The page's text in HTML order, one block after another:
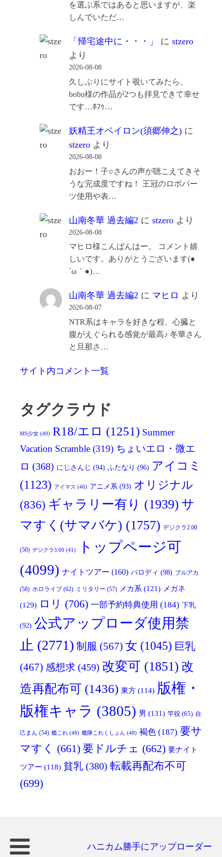
を選ぶ系ではあると思いますが、楽
しんでいただ…
「帰宅途中に・・・」 に stzero
より
2026-08-08
久しぶりにサイト覗いてみたら、
bobu様の作品が2つも拝見できて幸せ
です…ﾎﾌｩ…
妖精王オベイロン(須郷伸之)に
stzeroより
2026-08-08
おおー！子○さんの声が聴こえてきそ
うな完成度ですね！ 王冠のロボパー
ツ使用や表…
山南冬華 過去編2 に stzeroより
2026-08-08
マヒロ様こんばんはー。 コメント嬉
しいです。ありがとうございます(●
´ω｀●)…
山南冬華 過去編2 に マヒロ より
2026-08-07
NTR系はキャラを好きな程、心臓と
腹がえぐられる感覚が最高♪ 冬華さん
と旦那さ…
サイト内コメント一覧
タグクラウド
MS少女 (49) R18/エロ (1251) Summer
Vacation Scramble (319) ちょいエロ・微エ
ロ (368) にじさんじ (94) ふたなり (96) アイコミ
(1123) アイマス (46) アニメ系 (93) オリジナル
(836) ギャラリー有り (1939) サ
マすく(サマバケ) (1757) デジクラ2.00
(50) デジクラ3.00 (41)
トップページ可
(4099) ナイトツアー (160) パロディ (98) ブルアカ
(58) ホロライブ (62) ミリタリー (57) メカ系 (121) メガネ
(129) ロリ (706) 一部予約特典使用 (184) 下乳
(92) 公式アップローダ使用禁
止 (2771) 制服 (567) 女 (1045) 巨乳
(467) 感想求 (459) 改変可 (1851) 改
造再配布可 (1436) 東方 (114) 版権・
版権キャラ (3805) 男 (131) 竿役 (65) 自
己まん (54) 艦これ (48) 艦隊これくしょん (48) 褐色 (187) 要サ
マすく
(661) 要ドルチェ (662) 要ナイト
ツアー (118) 貧乳 (380) 転載再配布不可
(699)
ハニカム勝手にアップローダー